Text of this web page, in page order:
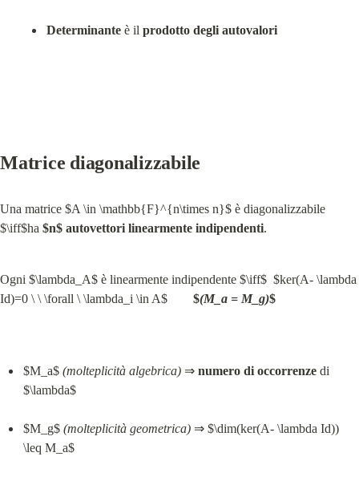
Determinante è il prodotto degli autovalori
Matrice diagonalizzabile
Una matrice $A \in \mathbb{F}^{n\times n}$ è diagonalizzabile
$\iff$ha $n$ autovettori linearmente indipendenti.
Ogni $\lambda_A$ è linearmente indipendente $\iff$  $ker(A- \lambda
Id)=0 \ \ \forall \ \lambda_i \in A$ $(M_a = M_g)$
$M_a$ (molteplicità algebrica) ⇒ numero di occorrenze di
$\lambda$
$M_g$ (molteplicità geometrica) ⇒ $\dim(ker(A- \lambda Id))
\leq M_a$